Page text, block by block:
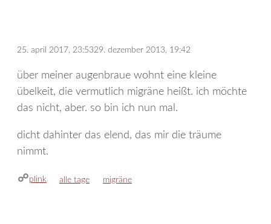
25. april 2017, 23:5329. dezember 2013, 19:42
über meiner augenbraue wohnt eine kleine
übelkeit, die vermutlich migräne heißt. ich möchte
das nicht, aber. so bin ich nun mal.
dicht dahinter das elend, das mir die träume
nimmt.
plink kategorien
alle tage schlagwörter
migräne